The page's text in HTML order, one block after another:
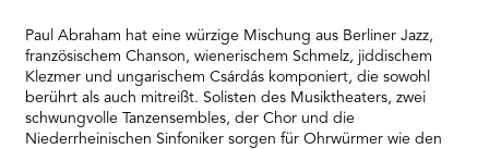
Platform
Paul Abraham hat eine würzige Mischung aus Berliner Jazz,
französischem Chanson, wienerischem Schmelz, jiddischem
Klezmer und ungarischem Csárdás komponiert, die sowohl
berührt als auch mitreißt. Solisten des Musiktheaters, zwei
schwungvolle Tanzensembles, der Chor und die
Niederrheinischen Sinfoniker sorgen für Ohrwürmer wie den